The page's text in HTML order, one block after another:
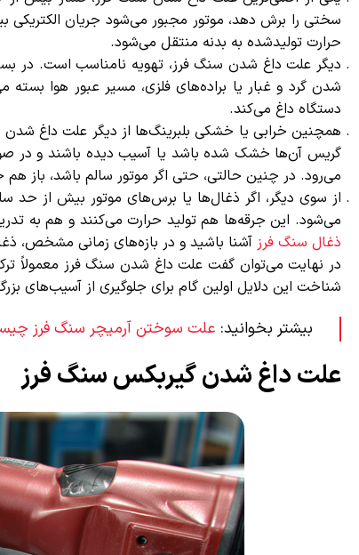
سختی را برش دهد، موتور مجبور می‌شود جریان الکتریکی
حرارت تولیدشده به بدنه منتقل می‌شود.
دیگر علت داغ شدن سنگ فرز، تهویه نامناسب است. در
شدن گرد و غبار یا براده‌های فلزی، مسیر عبور هوا
دستگاه داغ می‌کند.
همچنین خرابی یا خشکی بلبرینگ‌ها از دیگر علت داغ شدن
گریس آن‌ها خشک شده باشد یا آسیب دیده باشند و در
می‌رود. در چنین حالتی، حتی اگر موتور سالم باشد، باز
از سوی دیگر، اگر ذغال‌ها یا برس‌های موتور بیش از حد
می‌شود. این جرقه‌ها هم تولید حرارت می‌کنند و هم به
ذغال سنگ فرزآشنا باشید و در بازه‌های زمانی مشخص،
در نهایت می‌توان گفت علت داغ شدن سنگ فرز معمولاً
شناخت این دلایل اولین گام برای جلوگیری از آسیب‌های
بیشتر بخوانید:علت سوختن آرمیچر سنگ فرز
علت داغ شدن گیربکس سنگ فرز